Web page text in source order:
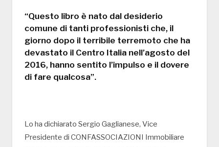
“Questo libro è nato dal desiderio
comune di tanti professionisti che, il
giorno dopo il terribile terremoto che ha
devastato il Centro Italia nell’agosto del
2016, hanno sentito l’impulso e il dovere
di fare qualcosa”.
Lo ha dichiarato Sergio Gaglianese, Vice
Presidente di CONFASSOCIAZIONI Immobiliare